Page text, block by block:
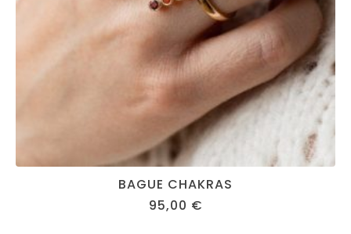
BAGUE CHAKRAS
95,00 €